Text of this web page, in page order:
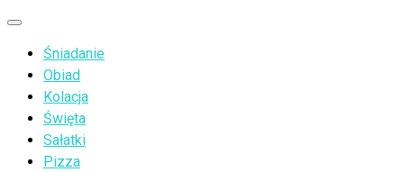
Przejdź
treści
Menu
Śniadanie
Obiad
Kolacja
Święta
Sałatki
Pizza